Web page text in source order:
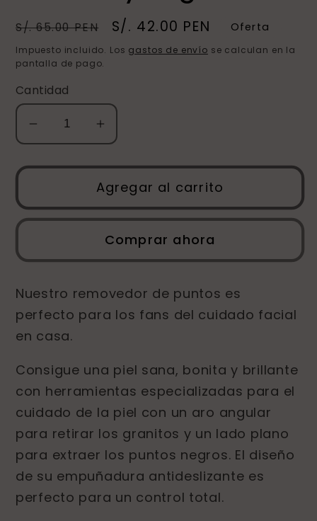
Precio
habitual
S/. 65.00 PEN
Precio
de
S/. 42.00 PEN Oferta
Impuesto incluido. Los gastos de envío se calculan en la
pantalla de pago.
Cantidad
Reducir
cantidad
para
Care
Tool-
Removedor
de
Blancos
y
Negros
Aumentar
cantidad
para
Skin
Care
Tool-
Removedor
de
Blancos
y
Agregar al carrito
Comprar ahora
Nuestro removedor de puntos es
perfecto para los fans del cuidado facial
en casa.
Consigue una piel sana, bonita y brillante
con herramientas especializadas para el
cuidado de la piel con un aro angular
para retirar los granitos y un lado plano
para extraer los puntos negros. El diseño
de su empuñadura antideslizante es
perfecto para un control total.